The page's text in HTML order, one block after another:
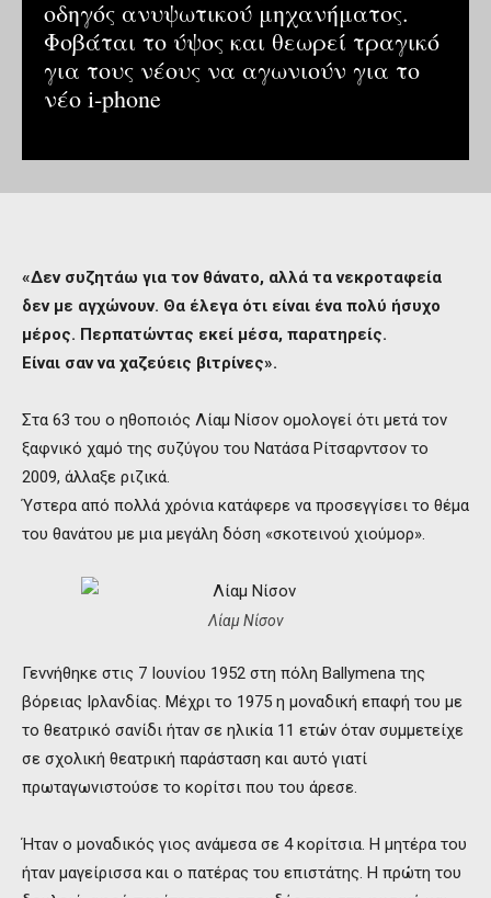
οδηγός ανυψωτικού μηχανήματος.
Φοβάται το ύψος και θεωρεί τραγικό
για τους νέους να αγωνιούν για το
νέο i-phone
«Δεν συζητάω για τον θάνατο, αλλά τα νεκροταφεία
δεν με αγχώνουν. Θα έλεγα ότι είναι ένα πολύ ήσυχο
μέρος. Περπατώντας εκεί μέσα, παρατηρείς.
Είναι σαν να χαζεύεις βιτρίνες».
Στα 63 του ο ηθοποιός Λίαμ Νίσον ομολογεί ότι μετά τον
ξαφνικό χαμό της συζύγου του Νατάσα Ρίτσαρντσον το
2009, άλλαξε ριζικά.
Ύστερα από πολλά χρόνια κατάφερε να προσεγγίσει το θέμα
του θανάτου με μια μεγάλη δόση «σκοτεινού χιούμορ».
Λίαμ Νίσον
Γεννήθηκε στις 7 Ιουνίου 1952 στη πόλη Ballymena της
βόρειας Ιρλανδίας. Μέχρι το 1975 η μοναδική επαφή του με
το θεατρικό σανίδι ήταν σε ηλικία 11 ετών όταν συμμετείχε
σε σχολική θεατρική παράσταση και αυτό γιατί
πρωταγωνιστούσε το κορίτσι που του άρεσε.
Ήταν ο μοναδικός γιος ανάμεσα σε 4 κορίτσια. Η μητέρα του
ήταν μαγείρισσα και ο πατέρας του επιστάτης. Η πρώτη του